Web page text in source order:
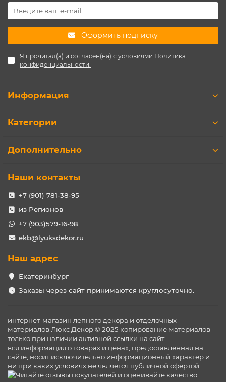
Оформить подписку
Я прочитал(а) и согласен(на) с условиями Политика
конфиденциальности.
Информация
Категории
Дополнительно
Наши контакты
+7 (901) 781-38-95
из Регионов
+7 (903)579-16-98
ekb@lyuksdekor.ru
Наш адрес
Екатеринбург
Заказы через сайт принимаются круглосуточно.
интернет-магазин лепного декора и отделочных
материалов Люкс Декор © 2025 копирование материалов
только при наличии активной ссылки на сайт
вся информация о товарах и ценах, предоставленная на
сайте, носит исключительно информационный характер и
ни при каких условиях не является публичной офертой